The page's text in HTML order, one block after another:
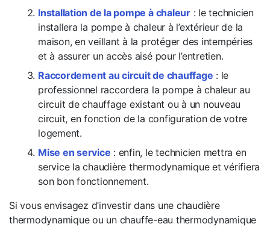
Installation de la pompe à chaleur: le technicien
installera la pompe à chaleur à l’extérieur de la
maison, en veillant à la protéger des intempéries
et à assurer un accès aisé pour l’entretien.
Raccordement au circuit de chauffage : le
professionnel raccordera la pompe à chaleur au
circuit de chauffage existant ou à un nouveau
circuit, en fonction de la configuration de votre
logement.
Mise en service : enfin, le technicien mettra en
service la chaudière thermodynamique et vérifiera
son bon fonctionnement.
Si vous envisagez d’investir dans une chaudière
thermodynamique ou un chauffe-eau thermodynamique